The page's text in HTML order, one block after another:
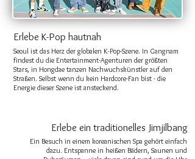
Erlebe K-Pop hautnah
Seoul ist das Herz der globalen K-Pop-Szene. In Gangnam
findest du die Entertainment-Agenturen der größten
Stars, in Hongdae tanzen Nachwuchskünstler auf den
Straßen. Selbst wenn du kein Hardcore-Fan bist - die
Energie dieser Szene ist ansteckend.
Erlebe ein traditionelles Jimjilbang
Ein Besuch in einem koreanischen Spa gehört einfach
dazu. Entspanne in heißen Bädern, Saunen und